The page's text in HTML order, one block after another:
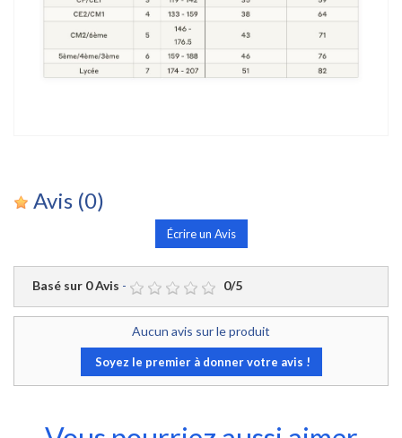
Avis (0)
Écrire un Avis
Basé sur 0Avis - 0/5
Aucun avis sur le produit
Soyez le premier à donner votre avis !